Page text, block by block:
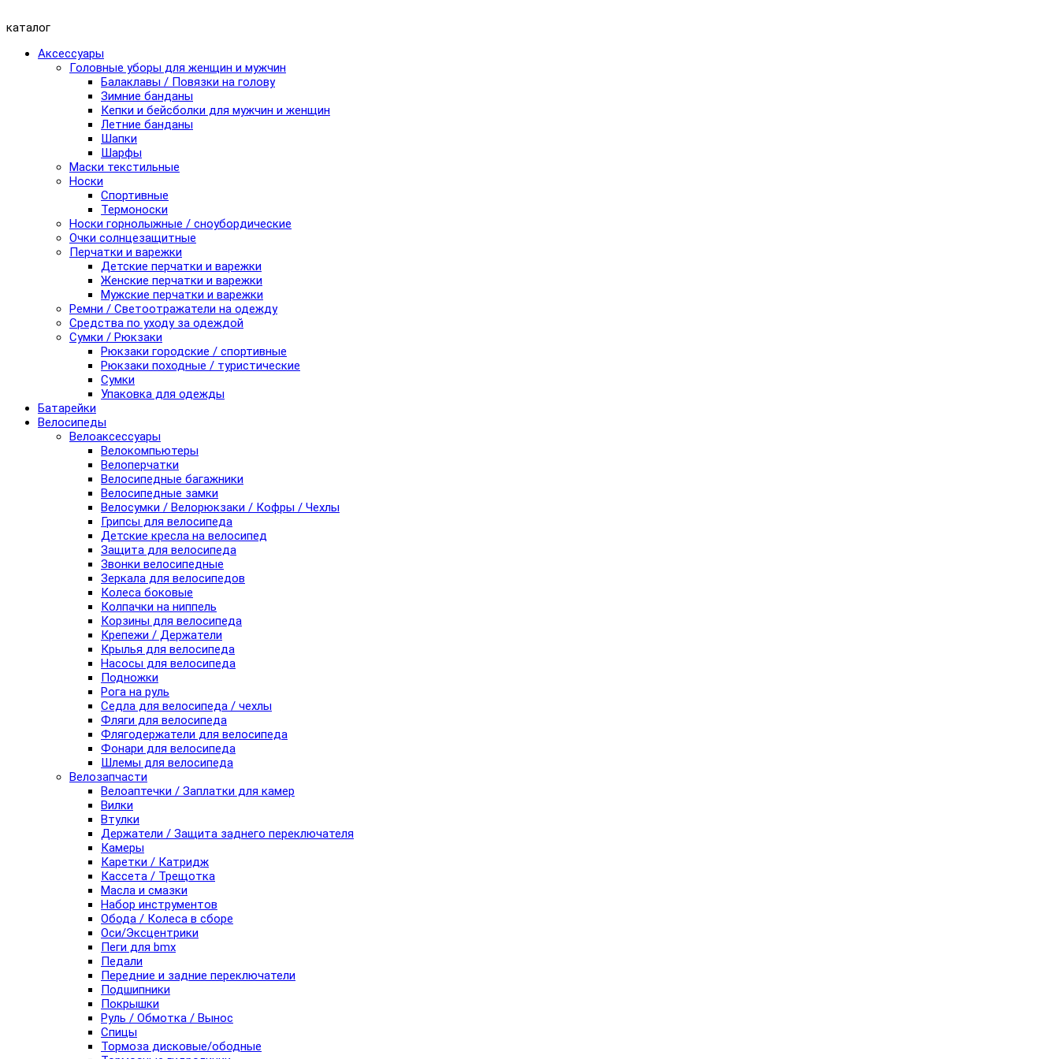
каталог
Аксессуары
Головные уборы для женщин и мужчин
Балаклавы / Повязки на голову
Зимние банданы
Кепки и бейсболки для мужчин и женщин
Летние банданы
Шапки
Шарфы
Маски текстильные
Носки
Спортивные
Термоноски
Носки горнолыжные / сноубордические
Очки солнцезащитные
Перчатки и варежки
Детские перчатки и варежки
Женские перчатки и варежки
Мужские перчатки и варежки
Ремни / Светоотражатели на одежду
Средства по уходу за одеждой
Сумки / Рюкзаки
Рюкзаки городские / спортивные
Рюкзаки походные / туристические
Сумки
Упаковка для одежды
Батарейки
Велосипеды
Велоаксессуары
Велокомпьютеры
Велоперчатки
Велосипедные багажники
Велосипедные замки
Велосумки / Велорюкзаки / Кофры / Чехлы
Грипсы для велосипеда
Детские кресла на велосипед
Защита для велосипеда
Звонки велосипедные
Зеркала для велосипедов
Колеса боковые
Колпачки на ниппель
Корзины для велосипеда
Крепежи / Держатели
Крылья для велосипеда
Насосы для велосипеда
Подножки
Рога на руль
Седла для велосипеда / чехлы
Фляги для велосипеда
Флягодержатели для велосипеда
Фонари для велосипеда
Шлемы для велосипеда
Велозапчасти
Велоаптечки / Заплатки для камер
Вилки
Втулки
Держатели / Защита заднего переключателя
Камеры
Каретки / Катридж
Кассета / Трещотка
Масла и смазки
Набор инструментов
Обода / Колеса в сборе
Оси/Эксцентрики
Пеги для bmx
Педали
Передние и задние переключатели
Подшипники
Покрышки
Руль / Обмотка / Вынос
Спицы
Тормоза дисковые/ободные